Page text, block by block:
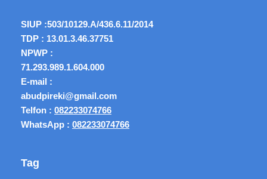
SIUP :503/10129.A/436.6.11/2014
TDP : 13.01.3.46.37751
NPWP :
71.293.989.1.604.000
E-mail :
abudpireki@gmail.com
Telfon : 082233074766
WhatsApp : 082233074766
Tag